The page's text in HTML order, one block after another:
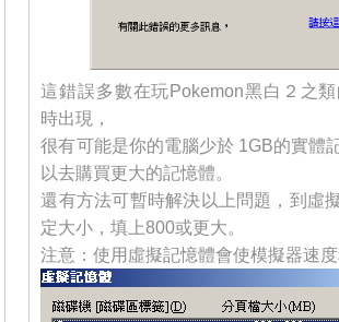
這錯誤多數在玩Pokemon黑白２之
時出現，
很有可能是你的電腦少於 1GB的實體
以去購買更大的記憶體。
還有方法可暫時解決以上問題，到虛
定大小，填上800或更大。
注意：使用虛擬記憶體會使模擬器速度